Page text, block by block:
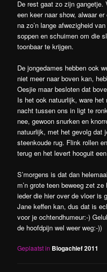
De rest gaat zo zijn gangetje.
een keer naar show, alwaar
na zo’n lange afwezigheid
soppen en schuimen om die
toonbaar te krijgen.
De jongedames hebben ook
niet meer naar boven kan,
Oesjie maar besloten dat
Is het ook natuurlijk, ware
nacht tussen ons in ligt te
nee, gewoon snurken en
natuurlijk, met het gevolg dat
steenkoude rug. Flink rollen
terug en het levert hooguit
S’morgens is dat dan
m’n grote teen beweeg zet
ieder die hier over de vloer is
Jane keffen kan, dus dat is
voor je ochtendhumeur:-)
de hoofdpijn wel weer weg:-))
Geplaatst in Blogachief 2011